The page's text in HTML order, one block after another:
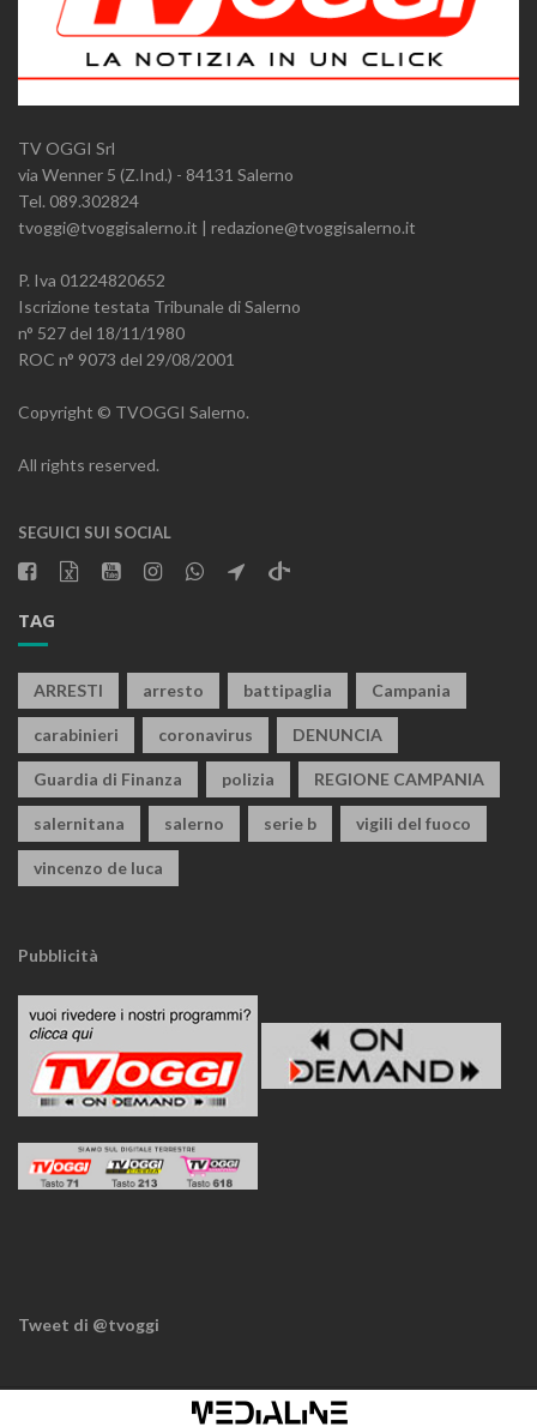
TV OGGI Srl
via Wenner 5 (Z.Ind.) - 84131 Salerno
Tel. 089.302824
tvoggi@tvoggisalerno.it | redazione@tvoggisalerno.it
P. Iva 01224820652
Iscrizione testata Tribunale di Salerno
n° 527 del 18/11/1980
ROC n° 9073 del 29/08/2001
Copyright © TVOGGI Salerno.
All rights reserved.
SEGUICI SUI SOCIAL
TAG
ARRESTI arresto battipaglia Campania
carabinieri coronavirus DENUNCIA
Guardia di Finanza polizia REGIONE CAMPANIA
salernitana salerno serie b vigili del fuoco
vincenzo de luca
Pubblicità
Tweet di @tvoggi